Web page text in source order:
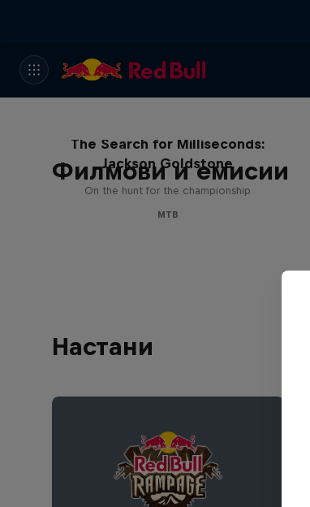
Филмови и емисии
The Search for Milliseconds:
Jackson Goldstone
On the hunt for the championship
MTB
Настани